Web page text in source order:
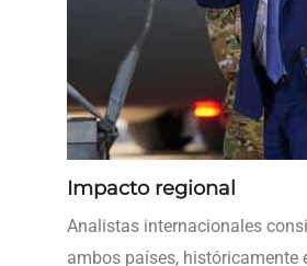
Impacto regional
Analistas internacionales
ambos países,